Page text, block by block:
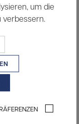
um die
verbessern.